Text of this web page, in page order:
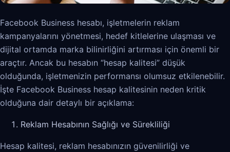
Facebook Business hesabı, işletmelerin reklam
kampanyalarını yönetmesi, hedef kitlelerine ulaşması ve
dijital ortamda marka bilinirliğini artırması için önemli bir
araçtır. Ancak bu hesabın “hesap kalitesi” düşük
olduğunda, işletmenizin performansı olumsuz etkilenebilir.
İşte Facebook Business hesap kalitesinin neden kritik
olduğuna dair detaylı bir açıklama:
Reklam Hesabının Sağlığı ve Sürekliliği
Hesap kalitesi, reklam hesabınızın güvenilirliği ve